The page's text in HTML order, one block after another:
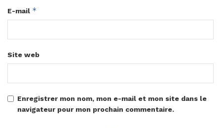
E-mail *
Site web
Enregistrer mon nom, mon e-mail et mon site dans le
navigateur pour mon prochain commentaire.